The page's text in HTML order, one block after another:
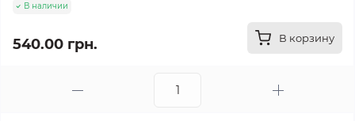
В наличии
540.00 грн. В корзину